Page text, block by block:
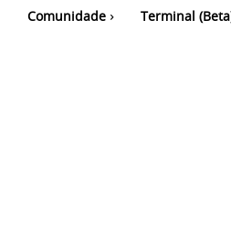
Comunidade Terminal